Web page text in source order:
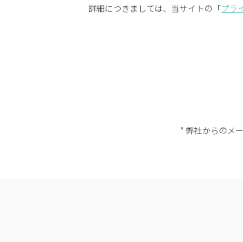
詳細につきましては、当サイトの「プラ
* 弊社からのメ